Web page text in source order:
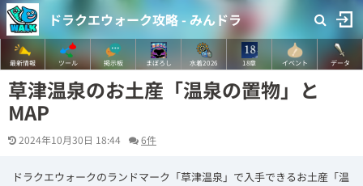
ドラクエウォーク攻略 - みんドラ
最新情報 ツール 掲示板 まぼろし 水着2026 18章 イベント データ
草津温泉のお土産「温泉の置物」と
MAP
2024年10月30日 18:44 6件
ドラクエウォークのランドマーク「草津温泉」で入手できるお土産「温